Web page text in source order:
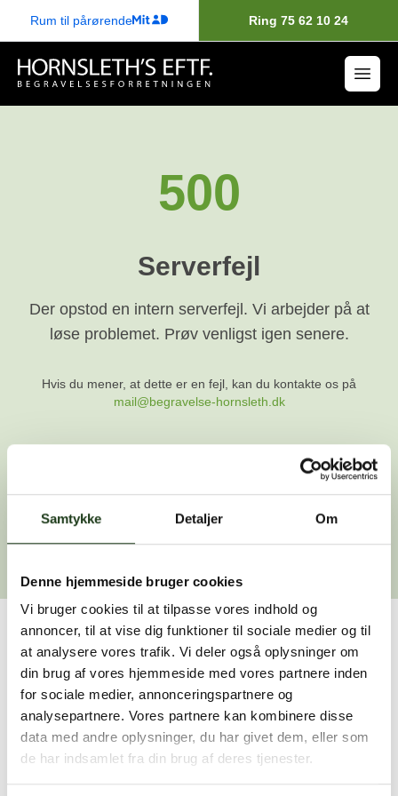
Samtykke Detaljer Om
Denne hjemmeside bruger cookies
Vi bruger cookies til at tilpasse vores indhold og
annoncer, til at vise dig funktioner til sociale medier og til
at analysere vores trafik. Vi deler også oplysninger om
din brug af vores hjemmeside med vores partnere inden
for sociale medier, annonceringspartnere og
analysepartnere. Vores partnere kan kombinere disse
data med andre oplysninger, du har givet dem, eller som
de har indsamlet fra din brug af deres tjenester.
Rum til pårørende Ring 75 62 10 24
500
Serverfejl
Der opstod en intern serverfejl. Vi arbejder på at
løse problemet. Prøv venligst igen senere.
Hvis du mener, at dette er en fejl, kan du kontakte os på
mail@begravelse-hornsleth.dk
Gå tilbage
Har du brug for hjælp?
Vi er her for at hjælpe dig. Du er velkommen til at kontakte
os, hvis du har spørgsmål eller brug for assistance.
59 45 10 14
Find nærmeste afdeling